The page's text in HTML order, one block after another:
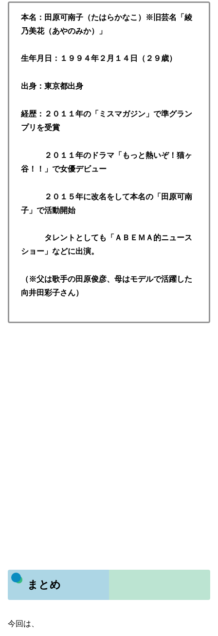
本名：田原可南子（たはらかなこ）※旧芸名「綾
乃美花（あやのみか）」
生年月日：１９９４年２月１４日（２９歳）
出身：東京都出身
経歴：２０１１年の「ミスマガジン」で準グラン
プリを受賞
２０１１年のドラマ「もっと熱いぞ！猫ヶ
谷！！」で女優デビュー
２０１５年に改名をして本名の「田原可南
子」で活動開始
タレントとしても「ＡＢＥＭＡ的ニュース
ショー」などに出演。
（※父は歌手の田原俊彦、母はモデルで活躍した
向井田彩子さん）
まとめ
今回は、